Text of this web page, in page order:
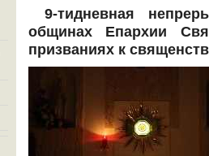
9-тидневная
общинах Епархии
призваниях к